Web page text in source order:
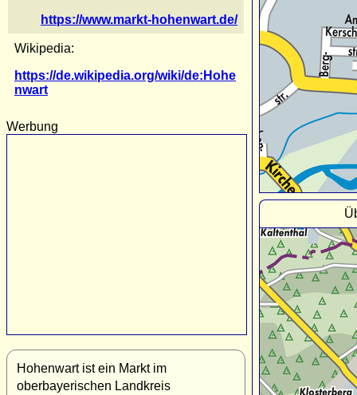
https://www.markt-hohenwart.de/
Wikipedia:
https://de.wikipedia.org/wiki/de:Hohe
nwart
Werbung
Hohenwart ist ein Markt im
oberbayerischen Landkreis